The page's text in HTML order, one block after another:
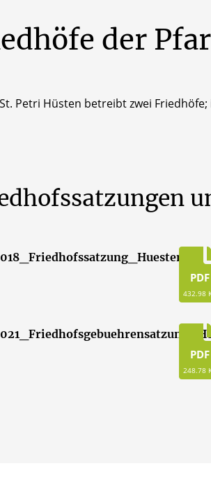
der
Petri Hüsten betreibt zwei
PDF
432.98
PDF
248.78